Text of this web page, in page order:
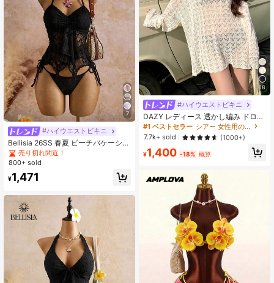
7
#ハイウエストビキニ
Bellisia 26SS 春夏 ビーチバケーショ
ン ホワイトレース フローラルトリム
キュートでスウィートなリボンビキ
売り切れ間近！
800+ sold
¥1,471
18
#ハイウエストビキニ
DAZY レディース 透かし編み ドロッ
プショルダー カバーアップ 夏 シア
ー バケーション ビーチ
#1 ベストセラー
シアー 女性用のカバーアップ
7.7k+ sold
(1000+)
¥1,400 -18% 概算